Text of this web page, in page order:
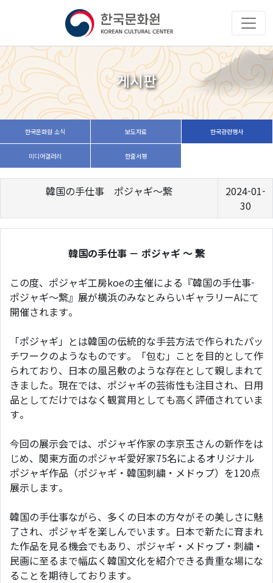
게시판
한국문화원 소식 보도자료 한국관련행사
미디어갤러리 한줄서평
韓国の手仕事 ポジャギ～繋
2024-01-
30
韓国の手仕事 － ポジャギ ～ 繋
この度、ポジャギ工房koeの主催による『韓国の手仕事-
ポジャギ～繋』展が横浜のみなとみらいギャラリーAにて
開催されます。
「ポジャギ」とは韓国の伝統的な手芸方法で作られたパッ
チワークのようなものです。「包む」ことを目的として作
られており、日本の風呂敷のような存在として親しまれて
きました。現在では、ポジャギの芸術性も注目され、日用
品としてだけではなく観賞用としても高く評価されていま
す。
今回の展示会では、ポジャギ作家の李京玉さんの新作をは
じめ、関東方面のポジャギ愛好家75名によるオリジナル
ポジャギ作品（ポジャギ・韓国刺繍・メドゥプ）を120点
展示します。
韓国の手仕事ながら、多くの日本の方々がその美しさに魅
了され、ポジャギを楽しんでいます。日本で新たに育まれ
た作品を見る機会でもあり、ポジャギ・メドゥプ・刺繍・
民画に至るまで幅広く韓国文化を紹介できる貴重な場にな
ることを期待しております。